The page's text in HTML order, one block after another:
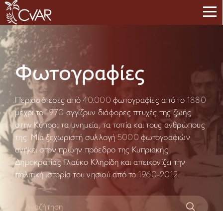
Φωτογραφίες
Περισσότερες από 40.000 φωτογραφίες από το 1880
μέχρι το 1970 αγγίζουν διάφορες πτυχές της ζωής
στην Κύπρο: τα μνημεία, τα τοπία και τους ανθρώπους
της. Μία ξεχωριστή συλλογή 5000 φωτογραφιών
ανήκει στον πρώην πρόεδρο της Κυπριακής
Δημοκρατίας Γλαύκο Κληρίδη και απεικονίζει την
πολιτική ιστορία του νησιού από το 1960-2012.